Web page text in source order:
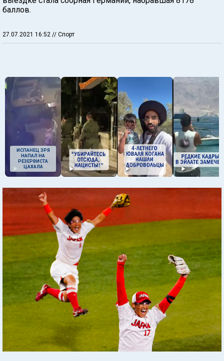
баллов.
27.07.2021 16:52 // Спорт
ИСПАНЕЦ ЗРЯ
НАПАЛ НА
РЕЗЕРВИСТА
ЦАХАЛА